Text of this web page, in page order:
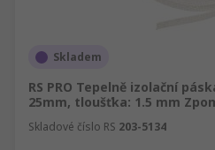
Skladem
RS PRO Tepelně izolační
25mm, tloušťka: 1.5 mm
Skladové číslo RS 203-5134